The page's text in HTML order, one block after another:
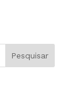
Pesquisar